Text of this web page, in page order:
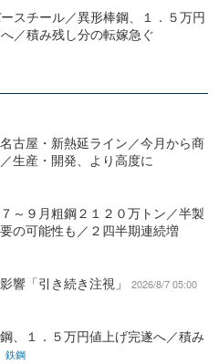
スチール／異形棒鋼、１．５万円
／積み残し分の転嫁急ぐ
古屋・新熱延ライン／今月から商
生産・開発、より高度に
～９月粗鋼２１２０万トン／半製
の可能性も／２四半期連続増
響「引き続き注視」
2026/8/7 05:00
、１．５万円値上げ完遂へ／積み
鉄鋼